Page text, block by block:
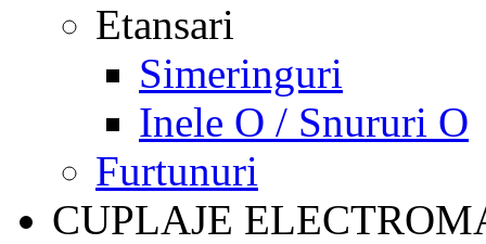
Etansari
Simeringuri
Inele O / Snururi O
Furtunuri
CUPLAJE